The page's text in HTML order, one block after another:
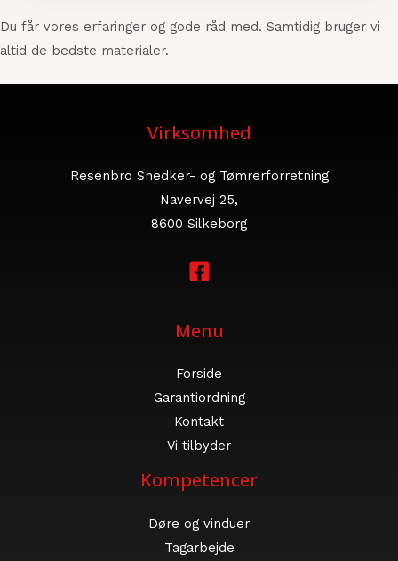
Du får vores erfaringer og gode råd med. Samtidig bruger vi
altid de bedste materialer.
Virksomhed
Resenbro Snedker- og Tømrerforretning
Navervej 25,
8600 Silkeborg
Menu
Forside
Garantiordning
Kontakt
Vi tilbyder
Kompetencer
Døre og vinduer
Tagarbejde